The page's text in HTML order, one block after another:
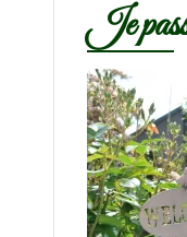
Je